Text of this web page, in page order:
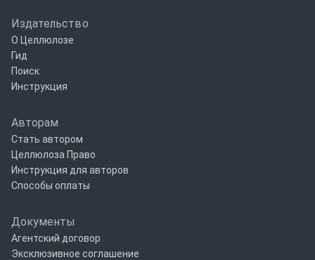
Издательство
О Целлюлозе
Гид
Поиск
Инструкция
Авторам
Стать автором
Целлюлоза Право
Инструкция для авторов
Способы оплаты
Документы
Агентский договор
Эксклюзивное соглашение